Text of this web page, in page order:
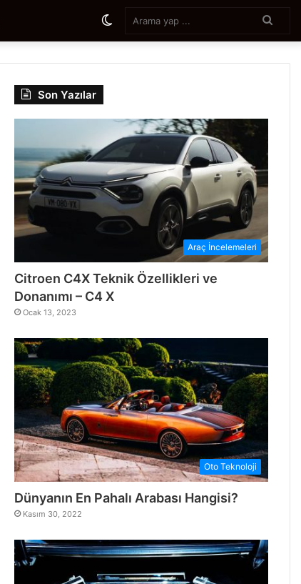
...
görünümü
Son Yazılar
Araç İncelemeleri
Citroen C4X Teknik Özellikleri ve
Donanımı – C4 X
Ocak 13, 2023
Oto Teknoloji
Dünyanın En Pahalı Arabası Hangisi?
Kasım 30, 2022